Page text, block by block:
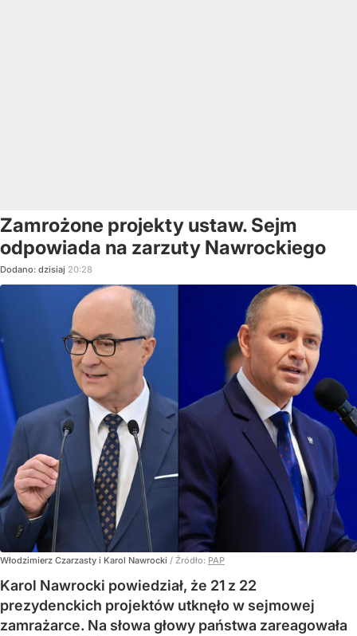
Zamrożone projekty ustaw. Sejm
odpowiada na zarzuty Nawrockiego
Dodano: dzisiaj 20:28
Włodzimierz Czarzasty i Karol Nawrocki / Źródło: PAP
Karol Nawrocki powiedział, że 21 z 22
prezydenckich projektów utknęło w sejmowej
zamrażarce. Na słowa głowy państwa zareagowała